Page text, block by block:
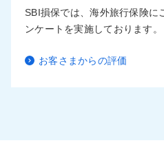
SBI損保では、海外旅行保険に
ンケートを実施しております。
お客さまからの評価